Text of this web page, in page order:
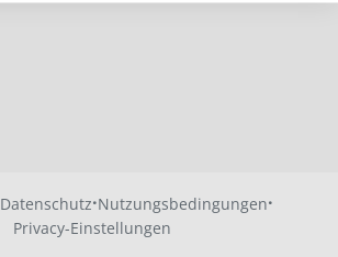
Datenschutz·Nutzungsbedingungen·
Privacy-Einstellungen